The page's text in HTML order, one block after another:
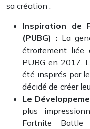
sa création :
Inspiration de
(PUBG) : La
étroitement liée
PUBG en 2017.
été inspirés par
décidé de créer
Le
plus
Fortnite